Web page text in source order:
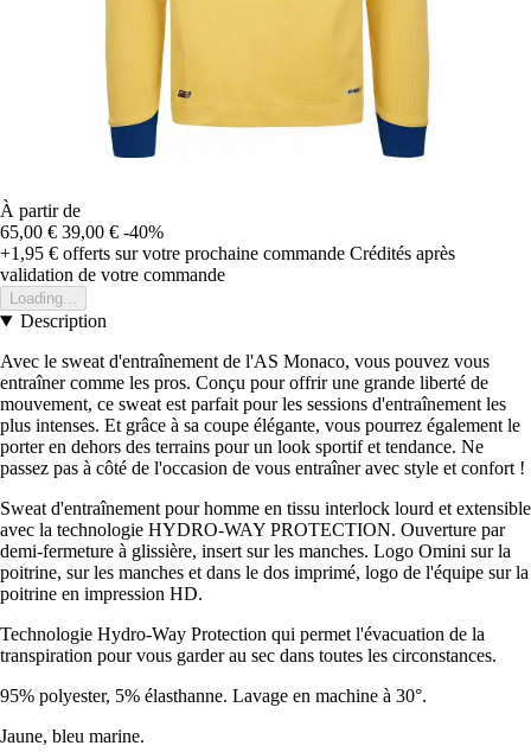
À partir de
65,00 € 39,00 € -40%
+1,95 € offerts sur votre prochaine commande Crédités après
validation de votre commande
Loading...
Description
Avec le sweat d'entraînement de l'AS Monaco, vous pouvez vous
entraîner comme les pros. Conçu pour offrir une grande liberté de
mouvement, ce sweat est parfait pour les sessions d'entraînement les
plus intenses. Et grâce à sa coupe élégante, vous pourrez également le
porter en dehors des terrains pour un look sportif et tendance. Ne
passez pas à côté de l'occasion de vous entraîner avec style et confort !
Sweat d'entraînement pour homme en tissu interlock lourd et extensible
avec la technologie HYDRO-WAY PROTECTION. Ouverture par
demi-fermeture à glissière, insert sur les manches. Logo Omini sur la
poitrine, sur les manches et dans le dos imprimé, logo de l'équipe sur la
poitrine en impression HD.
Technologie Hydro-Way Protection qui permet l'évacuation de la
transpiration pour vous garder au sec dans toutes les circonstances.
95% polyester, 5% élasthanne. Lavage en machine à 30°.
Jaune, bleu marine.